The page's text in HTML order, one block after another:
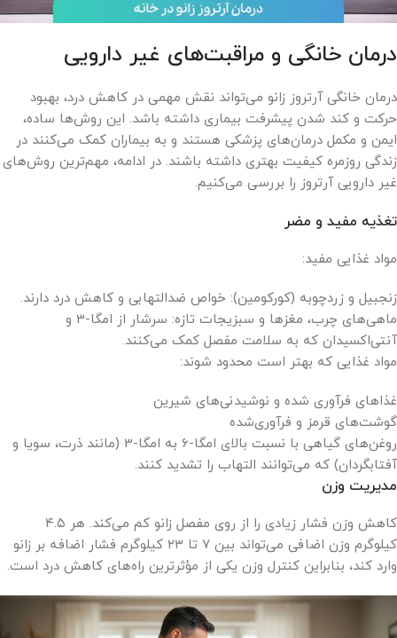
درمان خانگی و مراقبت‌های غیر دارویی
درمان خانگی آرتروز زانو می‌تواند نقش مهمی در کاهش درد، بهبود
حرکت و کند شدن پیشرفت بیماری داشته باشد. این روش‌ها ساده،
ایمن و مکمل درمان‌های پزشکی هستند و به بیماران کمک می‌کنند در
زندگی روزمره کیفیت بهتری داشته باشند. در ادامه، مهم‌ترین روش‌های
غیر دارویی آرتروز را بررسی می‌کنیم.
تغذیه مفید و مضر
مواد غذایی مفید:
زنجبیل و زردچوبه (کورکومین): خواص ضدالتهابی و کاهش درد دارند.
ماهی‌های چرب، مغزها و سبزیجات تازه: سرشار از امگا-3 و
آنتی‌اکسیدان که به سلامت مفصل کمک می‌کنند.
مواد غذایی که بهتر است محدود شوند:
غذاهای فرآوری شده و نوشیدنی‌های شیرین
گوشت‌های قرمز و فرآوری‌شده
روغن‌های گیاهی با نسبت بالای امگا-6 به امگا-3 (مانند ذرت، سویا و
آفتابگردان) که می‌توانند التهاب را تشدید کنند.
مدیریت وزن
کاهش وزن فشار زیادی را از روی مفصل زانو کم می‌کند. هر ۴.۵
کیلوگرم وزن اضافی می‌تواند بین ۷ تا ۲۳ کیلوگرم فشار اضافه بر زانو
وارد کند، بنابراین کنترل وزن یکی از مؤثرترین راه‌های کاهش درد است.